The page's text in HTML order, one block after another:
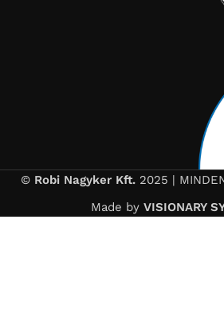
© Robi Nagyker Kft. 2025 |
Made by VISIONARY